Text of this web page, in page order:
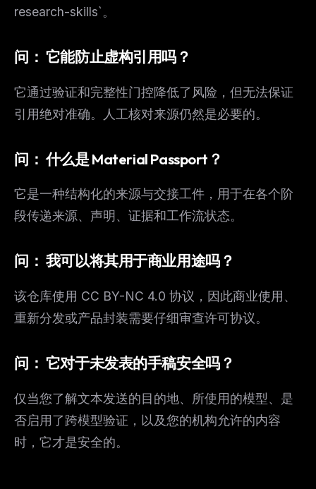
research-skills`。
问： 它能防止虚构引用吗？
它通过验证和完整性门控降低了风险，但无法保证
引用绝对准确。人工核对来源仍然是必要的。
问： 什么是 Material Passport？
它是一种结构化的来源与交接工件，用于在各个阶
段传递来源、声明、证据和工作流状态。
问： 我可以将其用于商业用途吗？
该仓库使用 CC BY-NC 4.0 协议，因此商业使用、
重新分发或产品封装需要仔细审查许可协议。
问： 它对于未发表的手稿安全吗？
仅当您了解文本发送的目的地、所使用的模型、是
否启用了跨模型验证，以及您的机构允许的内容
时，它才是安全的。